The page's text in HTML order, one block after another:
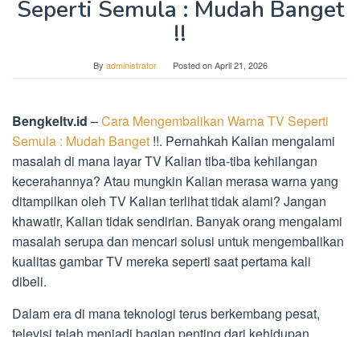
Seperti Semula : Mudah Banget
!!
By administrator Posted onApril 21, 2026
Bengkeltv.id –Cara Mengembalikan Warna TV Seperti
Semula : Mudah Banget !!. Pernahkah Kalian mengalami
masalah di mana layar TV Kalian tiba-tiba kehilangan
kecerahannya? Atau mungkin Kalian merasa warna yang
ditampilkan oleh TV Kalian terlihat tidak alami? Jangan
khawatir, Kalian tidak sendirian. Banyak orang mengalami
masalah serupa dan mencari solusi untuk mengembalikan
kualitas gambar TV mereka seperti saat pertama kali
dibeli.
Dalam era di mana teknologi terus berkembang pesat,